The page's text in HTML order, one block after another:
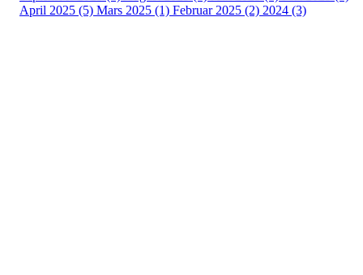
April 2025 (5) Mars 2025 (1) Februar 2025 (2) 2024 (3)